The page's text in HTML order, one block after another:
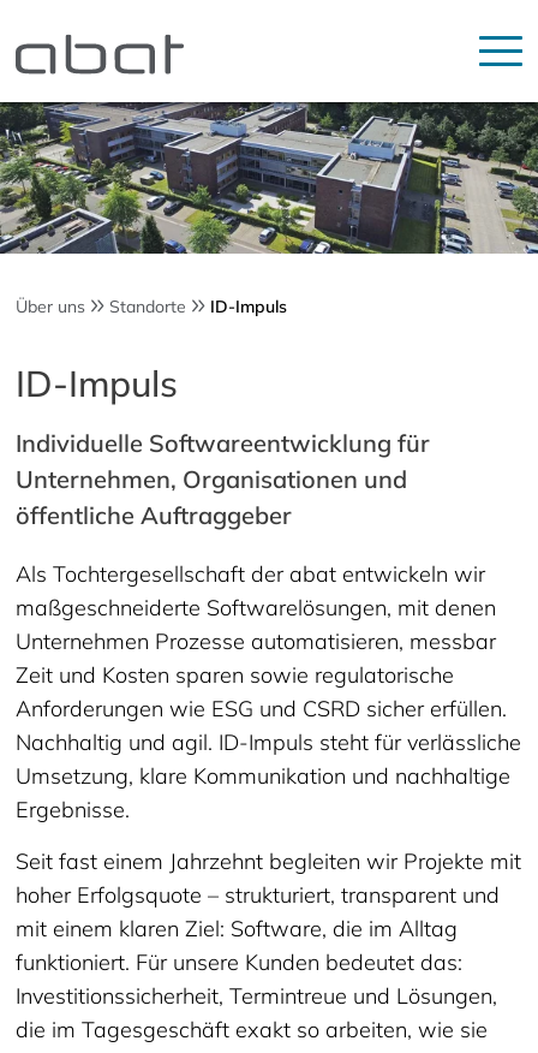
Über uns Standorte ID-Impuls
ID-Impuls
Individuelle Softwareentwicklung für
Unternehmen, Organisationen und
öffentliche Auftraggeber
Als Tochtergesellschaft der abat entwickeln wir
maßgeschneiderte Softwarelösungen, mit denen
Unternehmen Prozesse automatisieren, messbar
Zeit und Kosten sparen sowie regulatorische
Anforderungen wie ESG und CSRD sicher erfüllen.
Nachhaltig und agil. ID-Impuls steht für verlässliche
Umsetzung, klare Kommunikation und nachhaltige
Ergebnisse.
Seit fast einem Jahrzehnt begleiten wir Projekte mit
hoher Erfolgsquote – strukturiert, transparent und
mit einem klaren Ziel: Software, die im Alltag
funktioniert. Für unsere Kunden bedeutet das:
Investitionssicherheit, Termintreue und Lösungen,
die im Tagesgeschäft exakt so arbeiten, wie sie